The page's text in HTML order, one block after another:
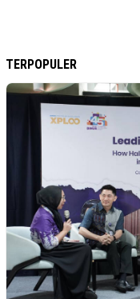
TERPOPULER